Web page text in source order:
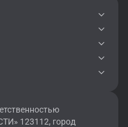
123112, город